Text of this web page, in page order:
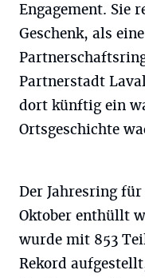
Engagement. Sie
Geschenk, als
Partnerstadt
dort künftig ein
Ortsgeschichte
Der Jahresring
Oktober enthüllt
wurde mit 853
Rekord